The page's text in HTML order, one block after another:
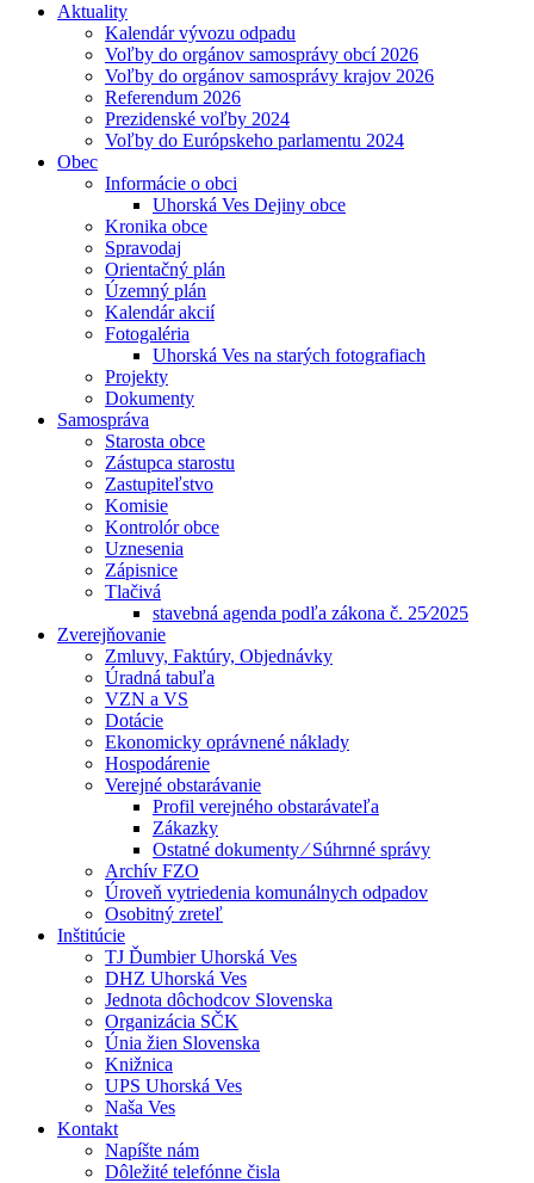
Aktuality
Kalendár vývozu odpadu
Voľby do orgánov samosprávy obcí 2026
Voľby do orgánov samosprávy krajov 2026
Referendum 2026
Prezidenské voľby 2024
Voľby do Európskeho parlamentu 2024
Obec
Informácie o obci
Uhorská Ves Dejiny obce
Kronika obce
Spravodaj
Orientačný plán
Územný plán
Kalendár akcií
Fotogaléria
Uhorská Ves na starých fotografiach
Projekty
Dokumenty
Samospráva
Starosta obce
Zástupca starostu
Zastupiteľstvo
Komisie
Kontrolór obce
Uznesenia
Zápisnice
Tlačivá
stavebná agenda podľa zákona č. 25⁄2025
Zverejňovanie
Zmluvy, Faktúry, Objednávky
Úradná tabuľa
VZN a VS
Dotácie
Ekonomicky oprávnené náklady
Hospodárenie
Verejné obstarávanie
Profil verejného obstarávateľa
Zákazky
Ostatné dokumenty ⁄ Súhrnné správy
Archív FZO
Úroveň vytriedenia komunálnych odpadov
Osobitný zreteľ
Inštitúcie
TJ Ďumbier Uhorská Ves
DHZ Uhorská Ves
Jednota dôchodcov Slovenska
Organizácia SČK
Únia žien Slovenska
Knižnica
UPS Uhorská Ves
Naša Ves
Kontakt
Napíšte nám
Dôležité telefónne čisla